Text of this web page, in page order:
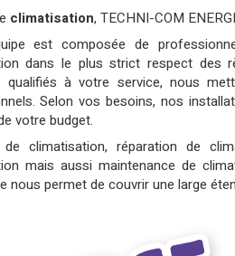
climatisation, TECHNI-COM
est composée de
dans le plus strict respect des
qualifiés à votre service, nous
Selon vos besoins, nos
votre budget.
de climatisation, réparation de
mais aussi maintenance de
nous permet de couvrir une large